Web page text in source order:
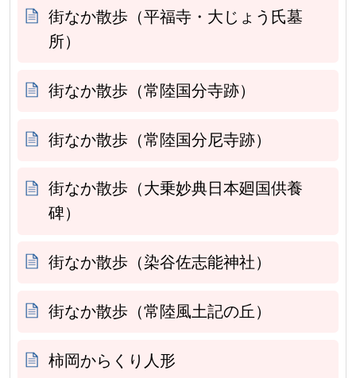
街なか散歩（平福寺・大じょう氏墓
所）
街なか散歩（常陸国分寺跡）
街なか散歩（常陸国分尼寺跡）
街なか散歩（大乗妙典日本廻国供養
碑）
街なか散歩（染谷佐志能神社）
街なか散歩（常陸風土記の丘）
柿岡からくり人形